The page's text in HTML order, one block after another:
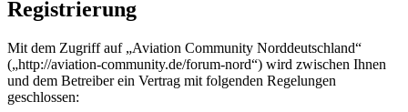
Registrierung
Mit dem Zugriff auf „Aviation Community Norddeutschland“
(„http://aviation-community.de/forum-nord“) wird zwischen Ihnen
und dem Betreiber ein Vertrag mit folgenden Regelungen
geschlossen: